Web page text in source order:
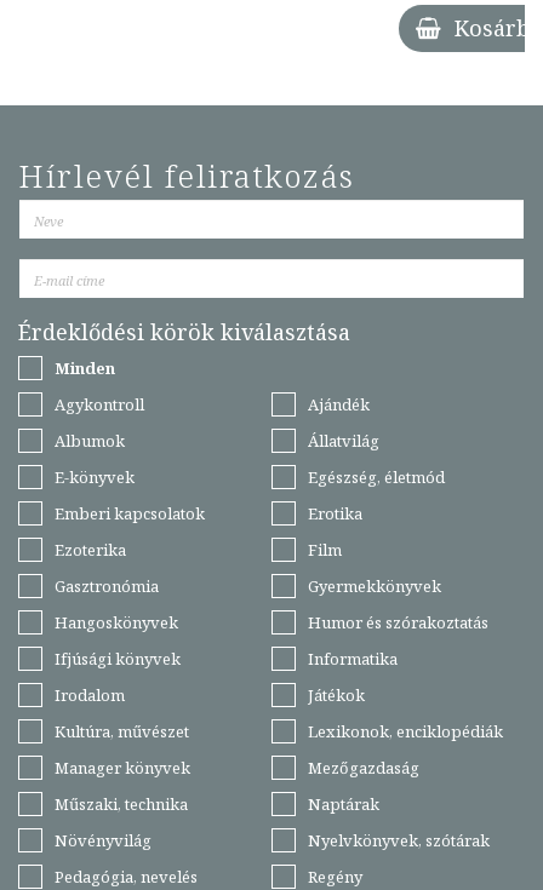
Kosárba
Hírlevél feliratkozás
Érdeklődési körök kiválasztása
Minden
Agykontroll
Ajándék
Albumok
Állatvilág
E-könyvek
Egészség, életmód
Emberi kapcsolatok
Erotika
Ezoterika
Film
Gasztronómia
Gyermekkönyvek
Hangoskönyvek
Humor és szórakoztatás
Ifjúsági könyvek
Informatika
Irodalom
Játékok
Kultúra, művészet
Lexikonok, enciklopédiák
Manager könyvek
Mezőgazdaság
Műszaki, technika
Naptárak
Növényvilág
Nyelvkönyvek, szótárak
Pedagógia, nevelés
Regény